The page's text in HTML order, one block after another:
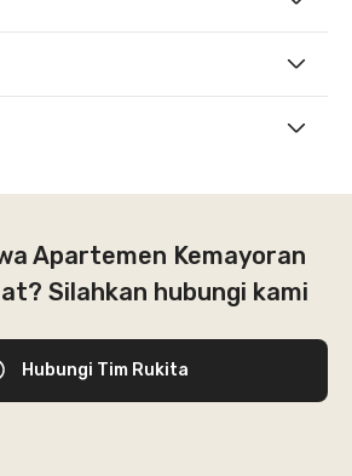
Apartemen Kemayoran
Silahkan hubungi kami
Hubungi Tim Rukita